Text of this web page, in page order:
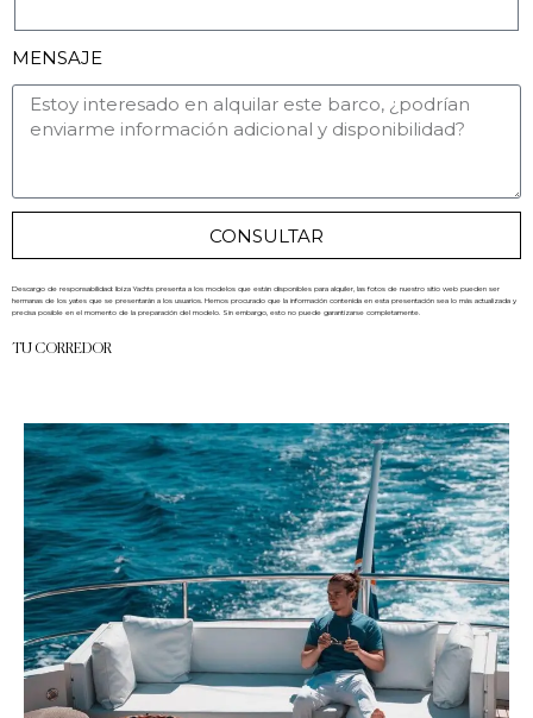
MENSAJE
CONSULTAR
Descargo de responsabilidad: Ibiza Yachts presenta a los modelos que están disponibles para alquiler, las fotos de nuestro sitio web pueden ser
hermanas de los yates que se presentarán a los usuarios. Hemos procurado que la información contenida en esta presentación sea lo más actualizada y
precisa posible en el momento de la preparación del modelo. Sin embargo, esto no puede garantizarse completamente.
TU CORREDOR